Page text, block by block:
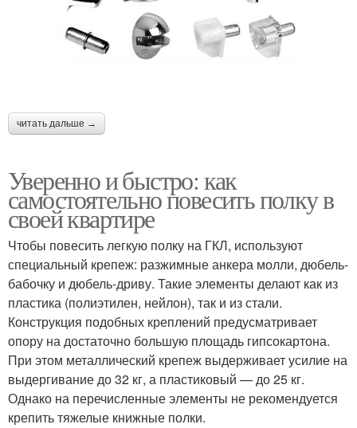
читать дальше →
Уверенно и быстро: как
самостоятельно повесить полку в
своей квартире
Чтобы повесить легкую полку на ГКЛ, используют
специальный крепеж: разжимные анкера молли, дюбель-
бабочку и дюбель-дриву. Такие элементы делают как из
пластика (полиэтилен, нейлон), так и из стали.
Конструкция подобных креплений предусматривает
опору на достаточно большую площадь гипсокартона.
При этом металлический крепеж выдерживает усилие на
выдергивание до 32 кг, а пластиковый — до 25 кг.
Однако на перечисленные элементы не рекомендуется
крепить тяжелые книжные полки.